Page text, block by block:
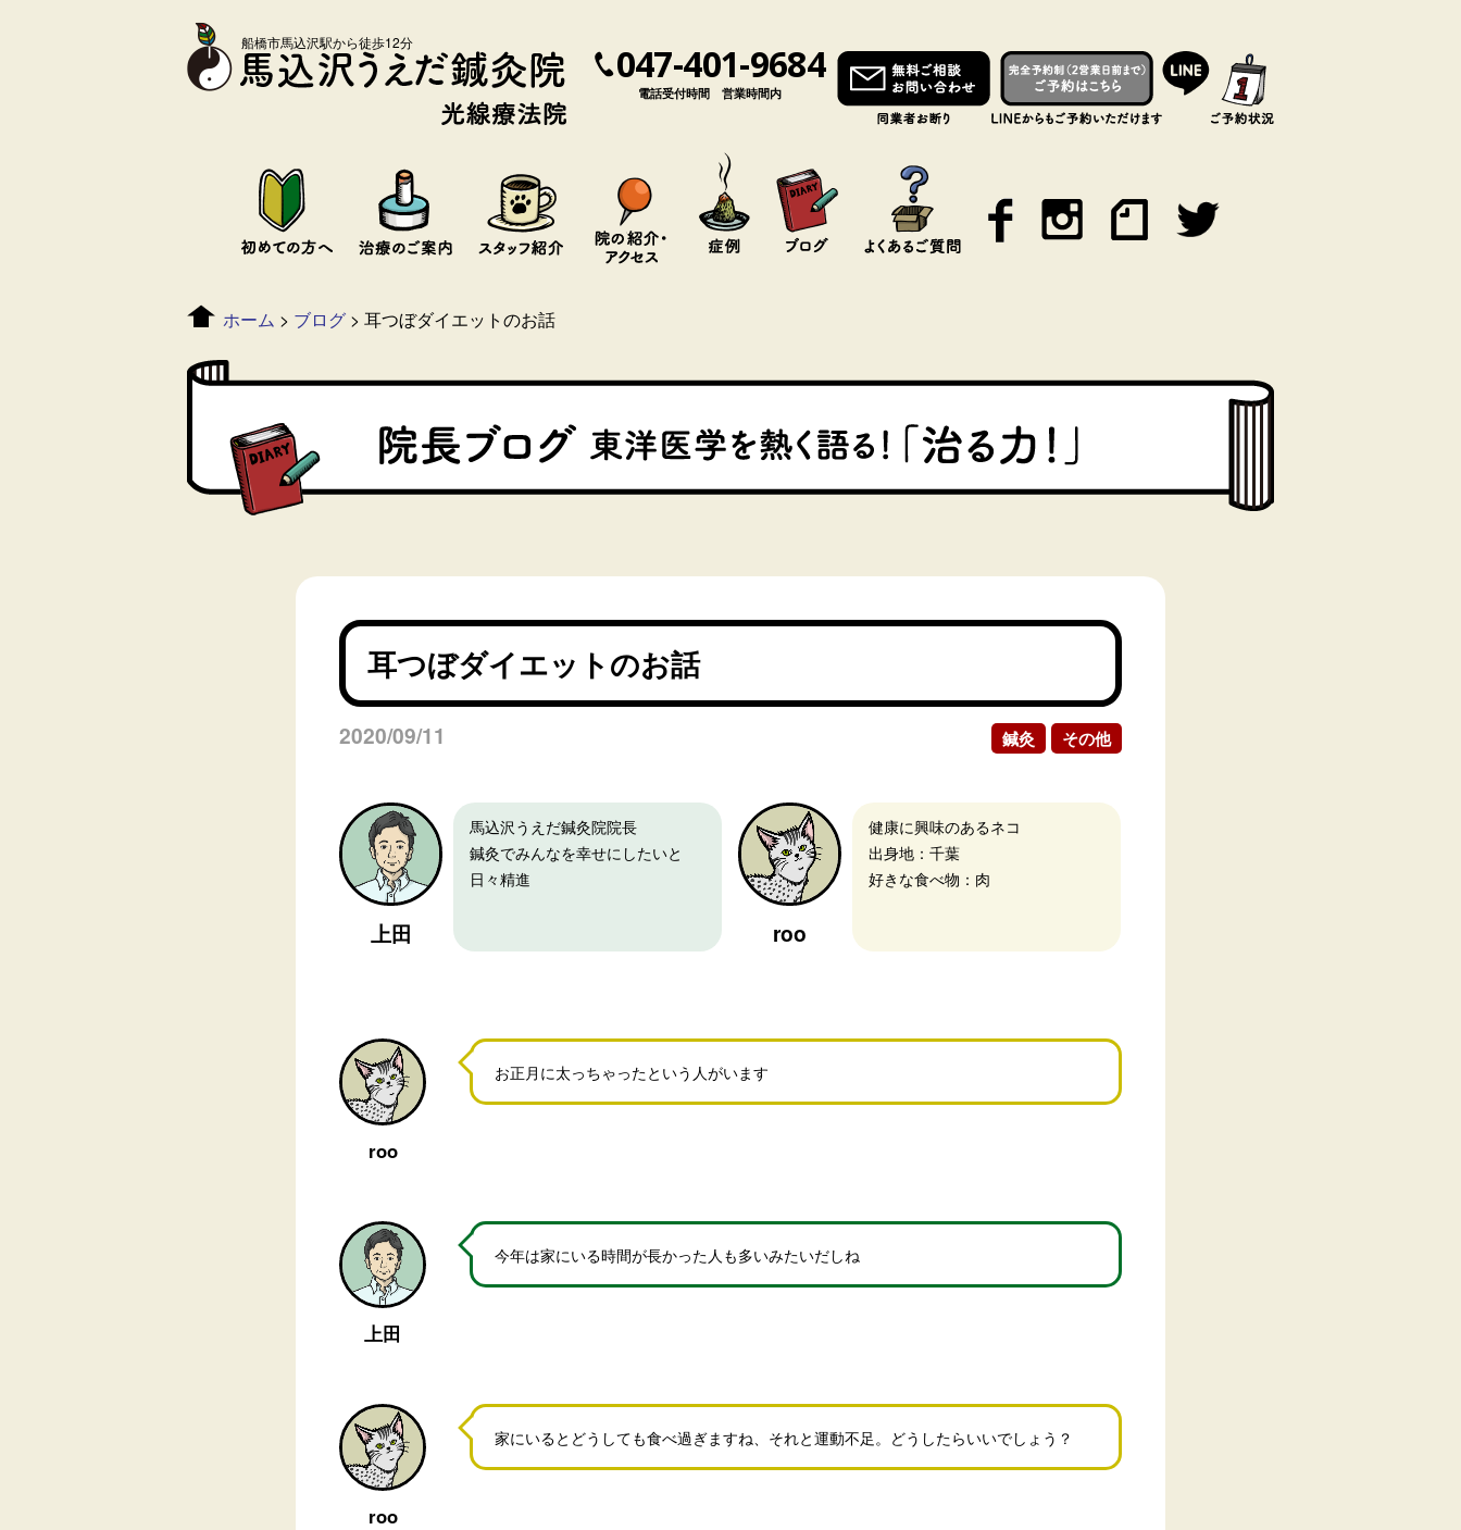
船橋市馬込沢駅から徒歩12分 047-401-9684
電話受付時間 営業時間内
ホーム > ブログ > 耳つぼダイエットのお話
耳つぼダイエットのお話
2020/09/11 鍼灸 その他
上田
馬込沢うえだ鍼灸院院長
鍼灸でみんなを幸せにしたいと
日々精進
roo
健康に興味のあるネコ
出身地：千葉
好きな食べ物：肉
roo
お正月に太っちゃったという人がいます
上田
今年は家にいる時間が長かった人も多いみたいだしね
roo
家にいるとどうしても食べ過ぎますね、それと運動不足。どうしたらいいでしょう？